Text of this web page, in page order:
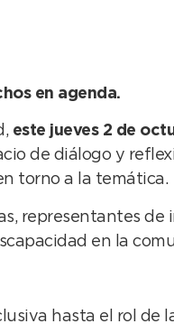
en agenda.
este jueves 2 de
de diálogo y
torno a la temática.
representantes
en la
hasta el rol de